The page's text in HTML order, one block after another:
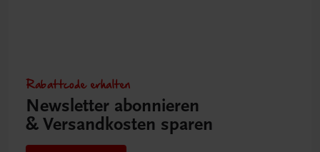
Rabattcode erhalten
Newsletter abonnieren
& Versandkosten sparen